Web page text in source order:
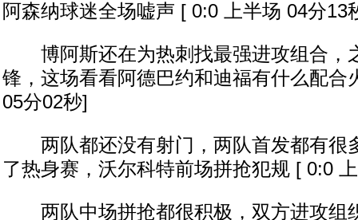
阿森纳球迷全场嘘声 [ 0:0 上半场 04分13
博阿斯还在为热刺找最强进攻组合，
锋，这场看看阿德巴约和迪福有什么配合
05分02秒]
两队都还没有射门，两队首发都有很
了热身赛，沃尔科特前场拼抢犯规 [ 0:0
两队中场拼抢都很积极，双方进攻组